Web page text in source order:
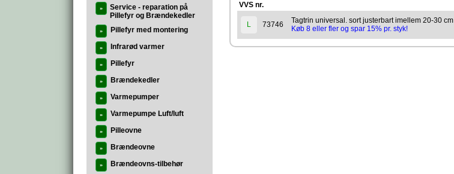
»
Service - reparation på
Pillefyr og Brændekedler
» Pillefyr med montering
» Infrarød varmer
» Pillefyr
» Brændekedler
» Varmepumper
» Varmepumpe Luft/luft
» Pilleovne
» Brændeovne
» Brændeovns-tilbehør
VVS nr.
L 73746
Tagtrin universal. sort justerbart imellem 20-30 cm
Køb 8 eller fler og spar 15% pr. styk!